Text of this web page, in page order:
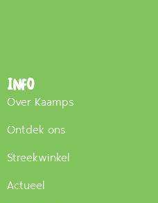
Info
Over Kaamps
Ontdek ons
Streekwinkel
Actueel